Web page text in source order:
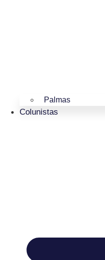
Palmas
Colunistas